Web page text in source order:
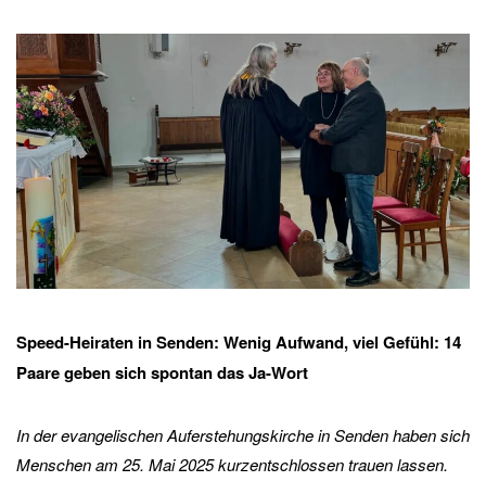
Speed-Heiraten in Senden: Wenig Aufwand, viel Gefühl: 14
Paare geben sich spontan das Ja-Wort
In der evangelischen Auferstehungskirche in Senden haben sich
Menschen am 25. Mai 2025 kurzentschlossen trauen lassen.